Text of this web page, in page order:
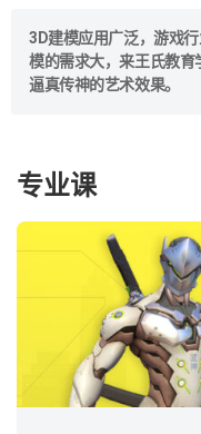
3D建模应用广泛，游戏
模的需求大，来王氏教
逼真传神的艺术效果。